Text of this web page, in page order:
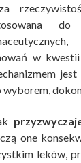
w
one
leków,